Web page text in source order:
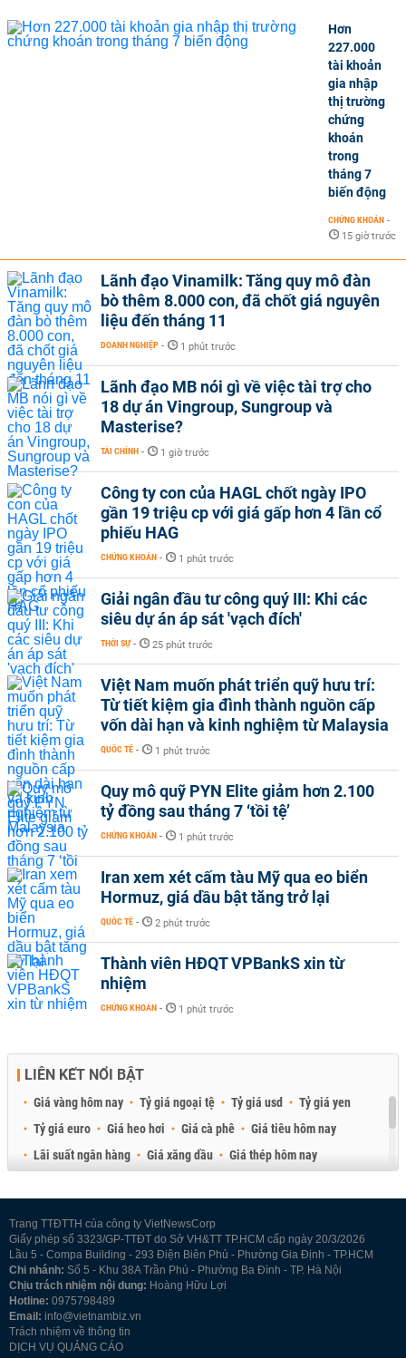
Hơn
227.000
tài khoản
gia nhập
thị trường
chứng
khoán
trong
tháng 7
biến động
CHỨNG KHOÁN -
15 giờ trước
Lãnh đạo Vinamilk: Tăng quy mô đàn
bò thêm 8.000 con, đã chốt giá nguyên
liệu đến tháng 11
DOANH NGHIỆP - 1 phút trước
Lãnh đạo MB nói gì về việc tài trợ cho
18 dự án Vingroup, Sungroup và
Masterise?
TÀI CHÍNH - 1 giờ trước
Công ty con của HAGL chốt ngày IPO
gần 19 triệu cp với giá gấp hơn 4 lần cổ
phiếu HAG
CHỨNG KHOÁN - 1 phút trước
Giải ngân đầu tư công quý III: Khi các
siêu dự án áp sát 'vạch đích'
THỜI SỰ - 25 phút trước
Việt Nam muốn phát triển quỹ hưu trí:
Từ tiết kiệm gia đình thành nguồn cấp
vốn dài hạn và kinh nghiệm từ Malaysia
QUỐC TẾ - 1 phút trước
Quy mô quỹ PYN Elite giảm hơn 2.100
tỷ đồng sau tháng 7 ‘tồi tệ’
CHỨNG KHOÁN - 1 phút trước
Iran xem xét cấm tàu Mỹ qua eo biển
Hormuz, giá dầu bật tăng trở lại
QUỐC TẾ - 2 phút trước
Thành viên HĐQT VPBankS xin từ
nhiệm
CHỨNG KHOÁN - 1 phút trước
LIÊN KẾT NỔI BẬT
Giá vàng hôm nay Tỷ giá ngoại tệ Tỷ giá usd
Tỷ giá yen
Tỷ giá euro
Giá heo hơi Giá cà phê
Giá tiêu hôm nay
Lãi suất ngân hàng
Giá xăng dầu
Giá thép hôm nay
Trang TTĐTTH của công ty VietNewsCorp
Giấy phép số 3323/GP-TTĐT do Sở VH&TT TP.HCM cấp ngày 20/3/2026
Lầu 5 - Compa Building - 293 Điện Biên Phủ - Phường Gia Định - TP.HCM
Chi nhánh: Số 5 - Khu 38A Trần Phú - Phường Ba Đình - TP. Hà Nội
Chịu trách nhiệm nội dung: Hoàng Hữu Lợi
Hotline: 0975798489
Email: info@vietnambiz.vn
Trách nhiệm về thông tin
DỊCH VỤ QUẢNG CÁO